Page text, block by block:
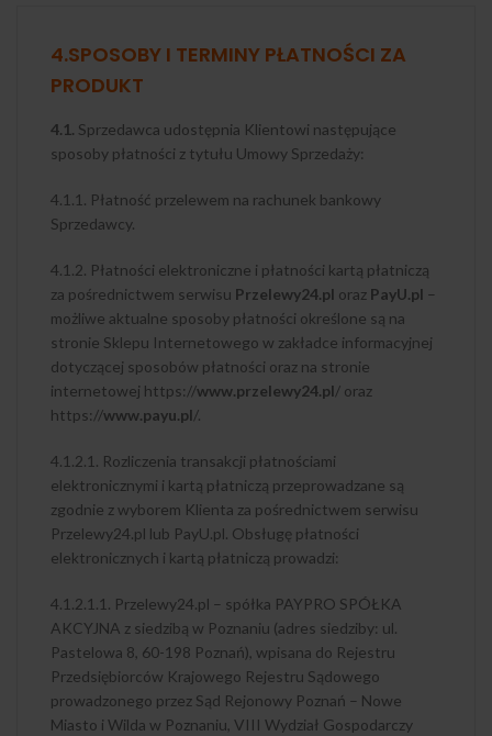
4.SPOSOBY I TERMINY PŁATNOŚCI ZA
PRODUKT
4.1. Sprzedawca udostępnia Klientowi następujące
sposoby płatności z tytułu Umowy Sprzedaży:
4.1.1. Płatność przelewem na rachunek bankowy
Sprzedawcy.
4.1.2. Płatności elektroniczne i płatności kartą płatniczą
za pośrednictwem serwisu Przelewy24.pl oraz PayU.pl –
możliwe aktualne sposoby płatności określone są na
stronie Sklepu Internetowego w zakładce informacyjnej
dotyczącej sposobów płatności oraz na stronie
internetowej https://www.przelewy24.pl/ oraz
https://www.payu.pl/.
4.1.2.1. Rozliczenia transakcji płatnościami
elektronicznymi i kartą płatniczą przeprowadzane są
zgodnie z wyborem Klienta za pośrednictwem serwisu
Przelewy24.pl lub PayU.pl. Obsługę płatności
elektronicznych i kartą płatniczą prowadzi:
4.1.2.1.1. Przelewy24.pl – spółka PAYPRO SPÓŁKA
AKCYJNA z siedzibą w Poznaniu (adres siedziby: ul.
Pastelowa 8, 60-198 Poznań), wpisana do Rejestru
Przedsiębiorców Krajowego Rejestru Sądowego
prowadzonego przez Sąd Rejonowy Poznań – Nowe
Miasto i Wilda w Poznaniu, VIII Wydział Gospodarczy